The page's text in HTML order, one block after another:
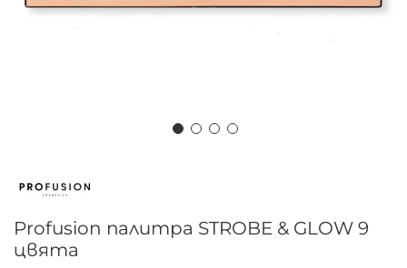
началото
галерия
със
Profusion палитра STROBE & GLOW 9
цвята